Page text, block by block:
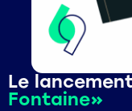
Le
Fontaine»